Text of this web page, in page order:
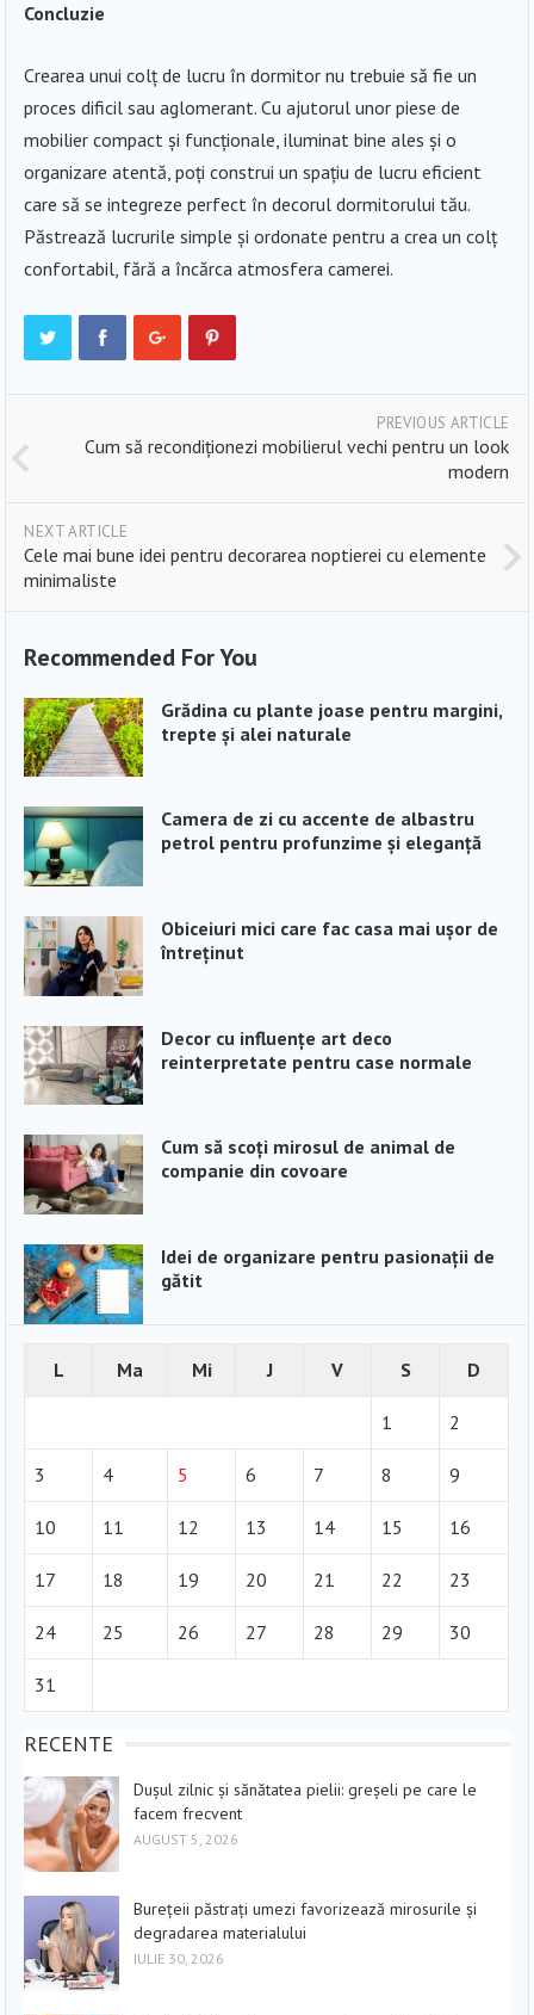
Concluzie
Crearea unui colț de lucru în dormitor nu trebuie să fie un
proces dificil sau aglomerant. Cu ajutorul unor piese de
mobilier compact și funcționale, iluminat bine ales și o
organizare atentă, poți construi un spațiu de lucru eficient
care să se integreze perfect în decorul dormitorului tău.
Păstrează lucrurile simple și ordonate pentru a crea un colț
confortabil, fără a încărca atmosfera camerei.
PREVIOUS ARTICLE
Cum să recondiționezi mobilierul vechi pentru un look
modern
NEXT ARTICLE
Cele mai bune idei pentru decorarea noptierei cu elemente
minimaliste
Recommended For You
Grădina cu plante joase pentru margini,
trepte și alei naturale
Camera de zi cu accente de albastru
petrol pentru profunzime și eleganță
Obiceiuri mici care fac casa mai ușor de
întreținut
Decor cu influențe art deco
reinterpretate pentru case normale
Cum să scoți mirosul de animal de
companie din covoare
Idei de organizare pentru pasionații de
gătit
L Ma Mi J V S D
1 2
3 4 5 6 7 8 9
10 11 12 13 14 15 16
17 18 19 20 21 22 23
24 25 26 27 28 29 30
31
RECENTE
Dușul zilnic și sănătatea pielii: greșeli pe care le
facem frecvent
AUGUST 5, 2026
Burețeii păstrați umezi favorizează mirosurile și
degradarea materialului
IULIE 30, 2026